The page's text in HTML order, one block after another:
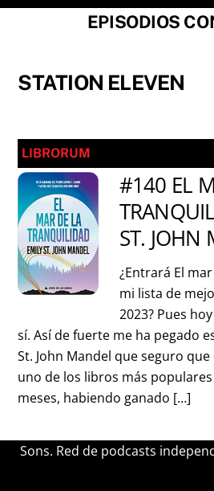
EPISODIOS
STATION ELEVEN
LIBRORUM
#140 EL
ST. JOHN
¿Entrará El
mi lista de
2023? Pues
sí. Así de fuerte me ha pegado
St. John Mandel que seguro
uno de los libros más
meses, habiendo ganado […]
Sons. Red de podcasts